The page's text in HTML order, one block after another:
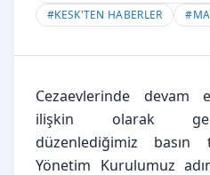
#KESK'TEN HABERLER #
Cezaevlerinde devam
ilişkin olarak
düzenlediğimiz basın
Yönetim Kurulumuz